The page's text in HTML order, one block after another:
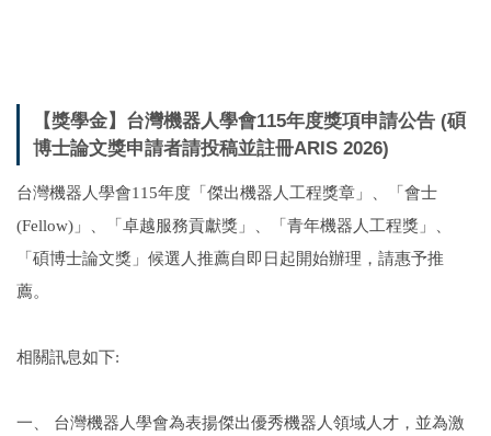
【獎學金】台灣機器人學會115年度獎項申請公告 (碩
博士論文獎申請者請投稿並註冊ARIS 2026)
台灣機器人學會115年度「傑出機器人工程獎章」、「會士
(Fellow)」、「卓越服務貢獻獎」、「青年機器人工程獎」、
「碩博士論文獎」候選人推薦自即日起開始辦理，請惠予推
薦。
相關訊息如下:
一、 台灣機器人學會為表揚傑出優秀機器人領域人才，並為激